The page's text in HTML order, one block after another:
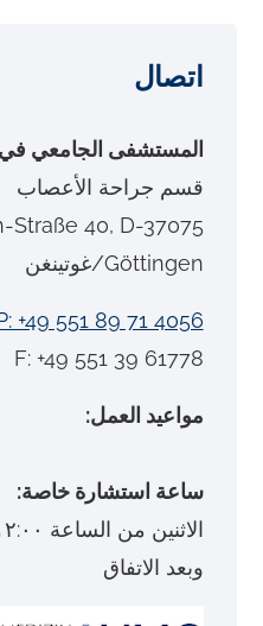
اتصال
المستشفى الجامعي في
قسم جراحة الأعصاب
Straße 40, D-37075
Göttingen/غوتينغن
+49 551 89 71 4056
F: +49 551 39 61778
مواعيد العمل:
ساعة استشارة خاصة:
الاثنين من الساعة ١٢:٠٠ حتى الساعة ١٥:٠٠
وبعد الاتفاق